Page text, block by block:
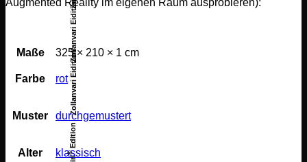
Zollanvari Eidition
Zollanvari Eidition
®
Edition
Augmented Reality im eigenen Raum ausprobieren):
Maße 325 × 210 × 1 cm
Farbe rot
Muster durchgemustert
Alter klassisch